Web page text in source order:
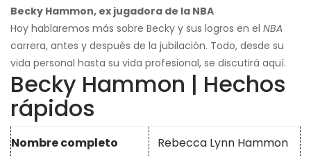
Becky Hammon, ex jugadora de la NBA
Hoy hablaremos más sobre Becky y sus logros en el NBA
carrera, antes y después de la jubilación. Todo, desde su
vida personal hasta su vida profesional, se discutirá aquí.
Becky Hammon | Hechos
rápidos
Nombre completo Rebecca Lynn Hammon